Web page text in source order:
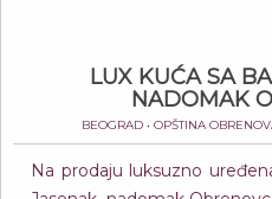
LUX KUĆA SA
NADOMAK
BEOGRAD • OPŠTINA
Na prodaju luksuzno